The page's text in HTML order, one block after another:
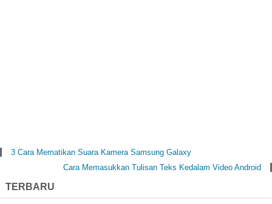
3 Cara Mematikan Suara Kamera Samsung Galaxy
Cara Memasukkan Tulisan Teks Kedalam Video Android
TERBARU